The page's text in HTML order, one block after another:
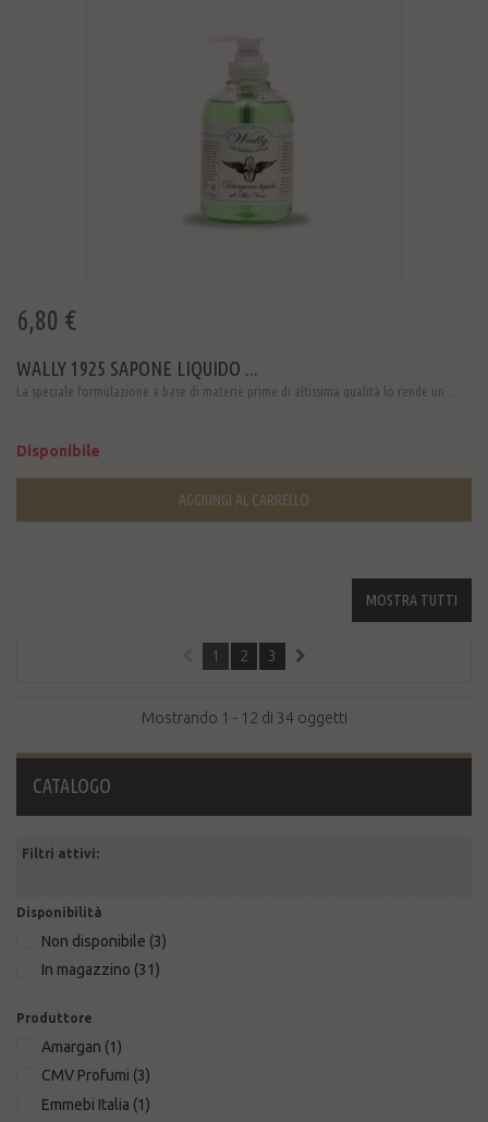
6,80 €
WALLY 1925 SAPONE LIQUIDO ...
La speciale formulazione a base di materie prime di altissima qualità lo rende un ...
Disponibile
AGGIUNGI AL CARRELLO
MOSTRA TUTTI
1 2 3
Mostrando 1 - 12 di 34 oggetti
CATALOGO
Filtri attivi:
Disponibilità
Non disponibile (3)
In magazzino (31)
Produttore
Amargan (1)
CMV Profumi (3)
Emmebi Italia (1)